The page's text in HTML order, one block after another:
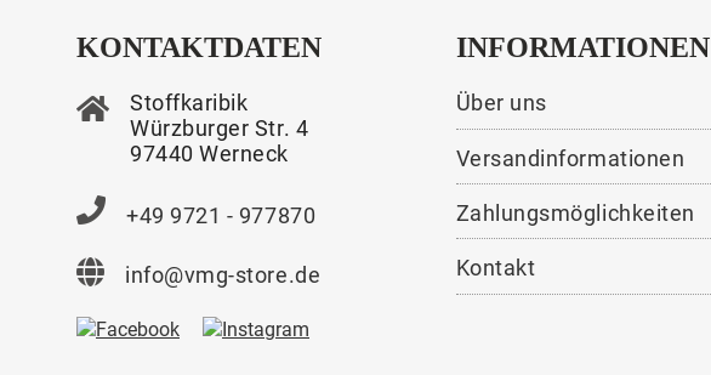
KONTAKTDATEN
Stoffkaribik
Würzburger Str. 4
97440 Werneck
+49 9721 - 977870
info@vmg-store.de
INFORMATIONEN
Über uns
Versandinformationen
Zahlungsmöglichkeiten
Kontakt